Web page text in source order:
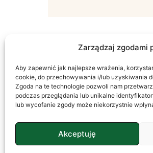
Zarządzaj zgodami
Aby zapewnić jak najlepsze wrażenia,
cookie, do przechowywania i/lub uzyskiwania
Zgoda na te technologie pozwoli nam
podczas przeglądania lub unikalne
lub wycofanie zgody może niekorzystnie
Akceptuję